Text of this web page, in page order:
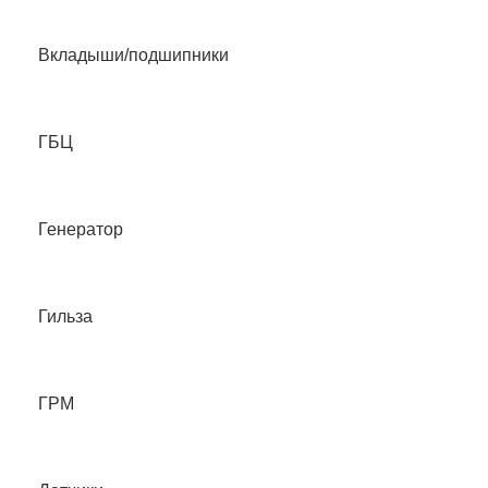
Вкладыши/подшипники
ГБЦ
Генератор
Гильза
ГРМ